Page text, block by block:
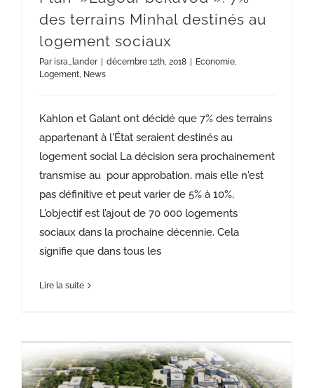
des terrains Minhal destinés au
logement sociaux
Parisra_lander | décembre 12th, 2018 | Economie
Logement News
Kahlon et Galant ont décidé que 7% des terrains
appartenant à l'État seraient destinés au
logement social La décision sera prochainement
transmise au pour approbation, mais elle n'est
pas définitive et peut varier de 5% à 10%,
L'objectif est l’ajout de 70 000 logements
sociaux dans la prochaine décennie. Cela
signifie que dans tous les
Lire la suite